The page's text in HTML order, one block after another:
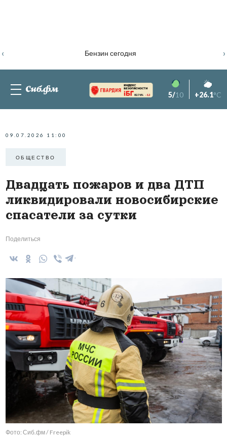
Бензин сегодня
‹ ›
82.76% -1.2 5/10 +26.1°C
09.07.2026 11:00
ОБЩЕСТВО
Двадцать пожаров и два ДТП
ликвидировали новосибирские
спасатели за сутки
Поделиться
Фото: Сиб.фм / Freepik